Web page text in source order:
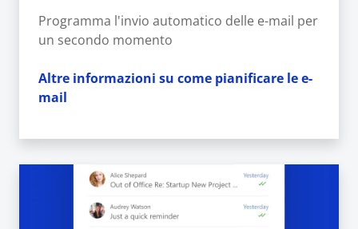
Programma l'invio automatico delle e-mail per
un secondo momento
Altre informazioni su come pianificare le e-
mail